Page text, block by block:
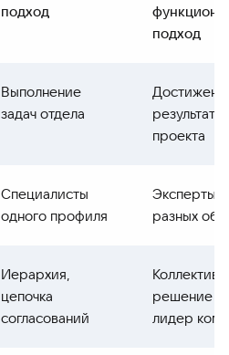
подход
подход
Выполнение
задач отдела
результата
проекта
Специалисты
одного профиля
Эксперты
разных
Иерархия,
цепочка
согласований
решение
лидер